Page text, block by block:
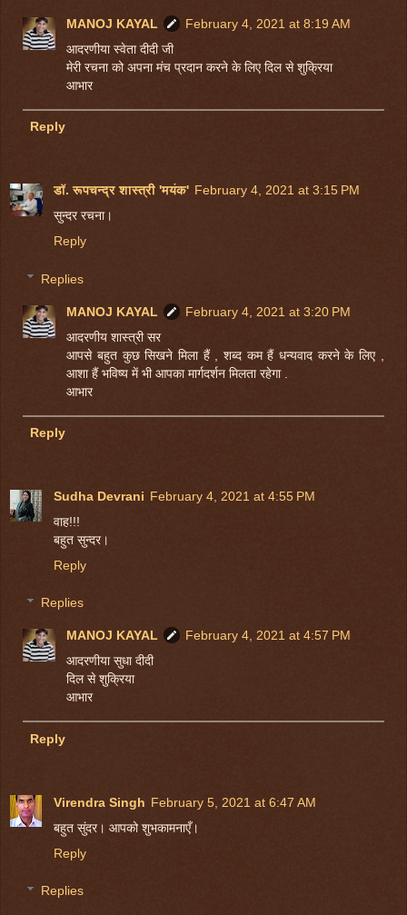
MANOJ KAYAL
February 4, 2021 at 8:19 AM
आदरणीया स्वेता दीदी जी
मेरी रचना को अपना मंच प्रदान करने के लिए दिल से शुक्रिया
आभार
Reply
डॉ. रूपचन्द्र शास्त्री 'मयंक' February 4, 2021 at 3:15 PM
सुन्दर रचना।
Reply
Replies
MANOJ KAYAL
February 4, 2021 at 3:20 PM
आदरणीय शास्त्री सर
आपसे बहुत कुछ सिखने मिला हैं , शब्द कम हैं धन्यवाद करने के लिए ,
आशा हैं भविष्य में भी आपका मार्गदर्शन मिलता रहेगा .
आभार
Reply
Sudha Devrani February 4, 2021 at 4:55 PM
वाह!!!
बहुत सुन्दर।
Reply
Replies
MANOJ KAYAL
February 4, 2021 at 4:57 PM
आदरणीया सुधा दीदी
दिल से शुक्रिया
आभार
Reply
Virendra Singh February 5, 2021 at 6:47 AM
बहुत सुंदर। आपको शुभकामनाएँ।
Reply
Replies